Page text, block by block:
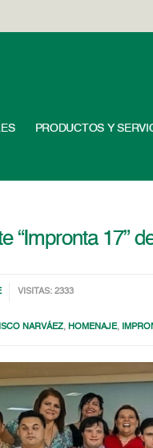
PRODUCTOS Y
“Impronta 17”
VISITAS: 2333
NARVÁEZ, HOMENAJE,